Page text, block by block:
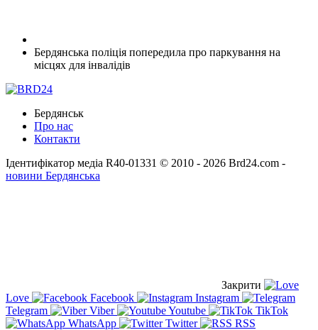
Бердянська поліція попередила про паркування на
місцях для інвалідів
Бердянськ
Про нас
Контакти
Ідентифікатор медіа R40-01331 © 2010 - 2026 Brd24.com -
новини Бердянська
Закрити
Love
Facebook
Instagram
Telegram
Viber Youtube
TikTok
WhatsApp
Twitter RSS